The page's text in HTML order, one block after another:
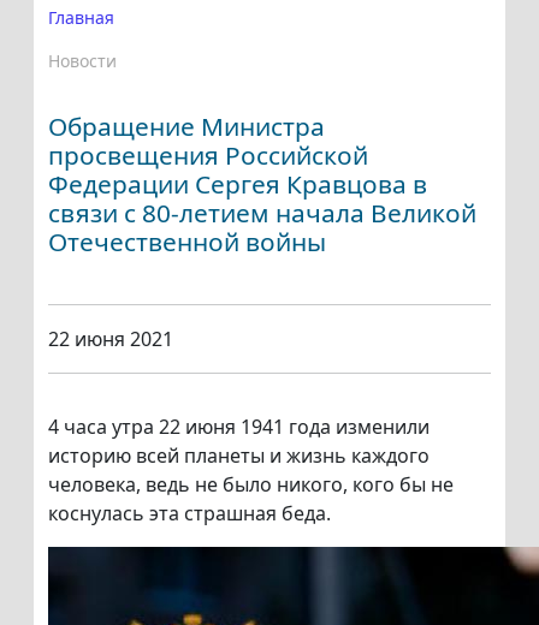
Главная
Новости
Обращение Министра
просвещения Российской
Федерации Сергея Кравцова в
связи с 80-летием начала Великой
Отечественной войны
22 июня 2021
4 часа утра 22 июня 1941 года изменили
историю всей планеты и жизнь каждого
человека, ведь не было никого, кого бы не
коснулась эта страшная беда.